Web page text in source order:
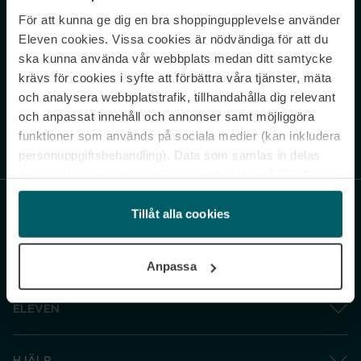
För att kunna ge dig en bra shoppingupplevelse använder
Eleven cookies. Vissa cookies är nödvändiga för att du
ska kunna använda vår webbplats medan ditt samtycke
krävs för cookies i syfte att förbättra våra tjänster, mäta
och analysera webbplatstrafik, tillhandahålla dig relevant
och anpassat innehåll och annonser samt möjliggöra
funktioner som används på sociala medier (kan inkludera
personuppgiftsbehandling). Data som samlas in delas
och gå vidare” accepterar du samtliga cookies medan du
under ”Inställningar” kan anpassa användningen av
cookies. Du kan återkalla ditt samtycke när som helst.
Tillåt alla cookies
Anpassa
Never miss a beat.
Sign up to our newsletter.
Genom att prenumerera accepterar du vår Integritetspolicy. Avprenumerera
ELEVEN